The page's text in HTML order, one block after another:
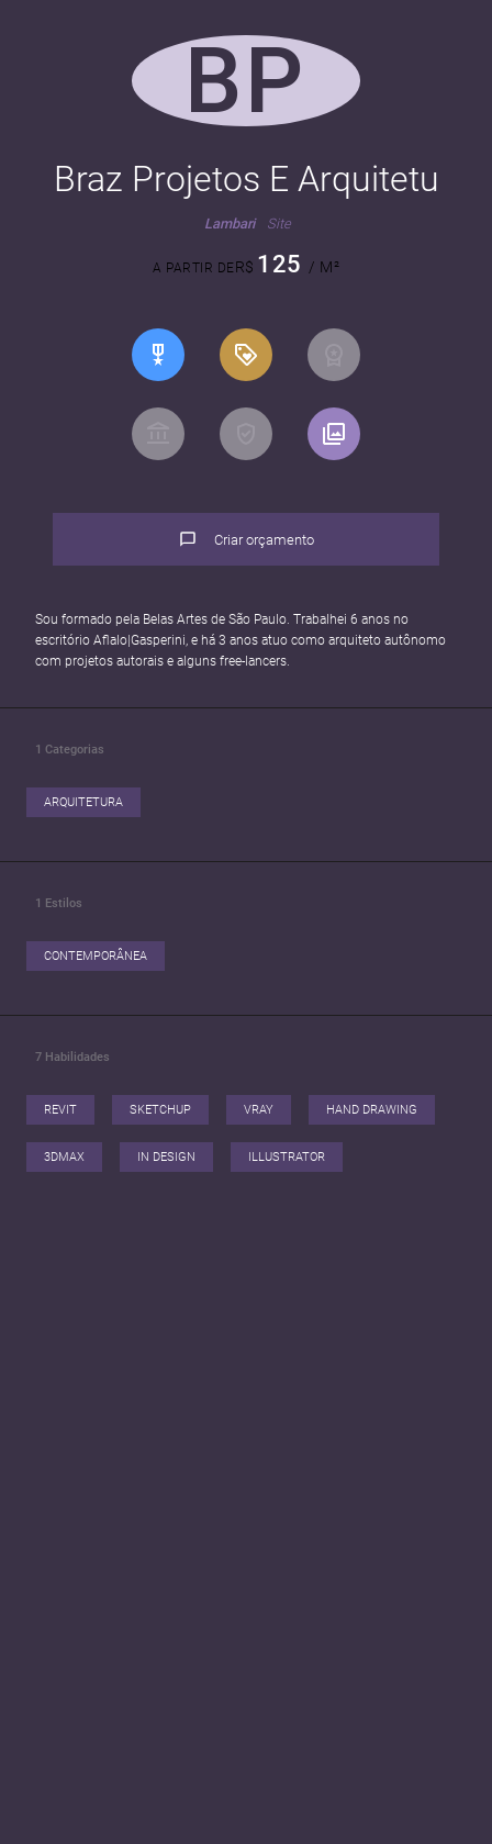
BP
Braz Projetos E Arquitetu
Lambari Site
A PARTIR DER$ 125 / M²
Criar orçamento
Sou formado pela Belas Artes de São Paulo. Trabalhei 6 anos no
escritório Aflalo|Gasperini, e há 3 anos atuo como arquiteto autônomo
com projetos autorais e alguns free-lancers.
1 Categorias
ARQUITETURA
1 Estilos
CONTEMPORÂNEA
7 Habilidades
REVIT SKETCHUP VRAY HAND DRAWING
3DMAX IN DESIGN ILLUSTRATOR